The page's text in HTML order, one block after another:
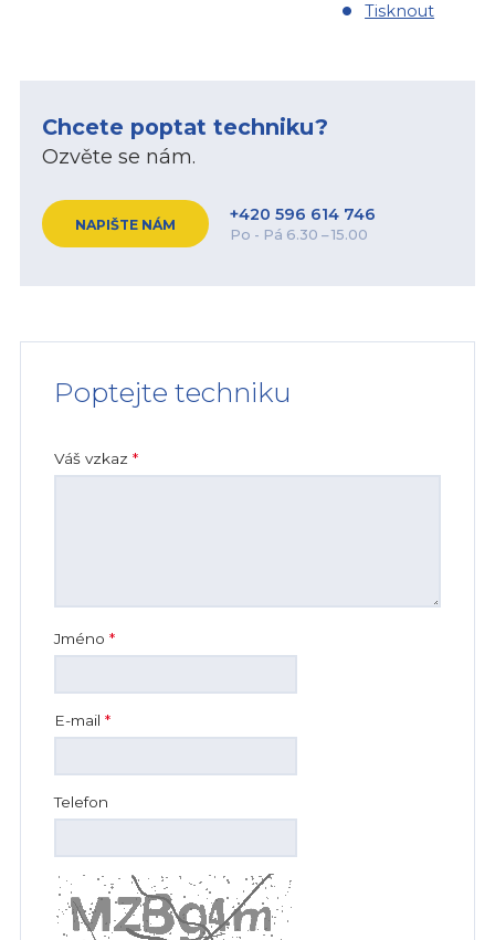
Tisknout
Chcete poptat techniku?
Ozvěte se nám.
NAPIŠTE NÁM
+420 596 614 746
Po - Pá 6.30 – 15.00
Poptejte techniku
Váš vzkaz *
Jméno *
E-mail *
Telefon